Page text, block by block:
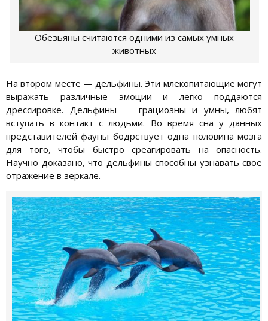
Обезьяны считаются одними из самых умных
животных
На втором месте — дельфины. Эти млекопитающие могут
выражать различные эмоции и легко поддаются
дрессировке. Дельфины — грациозны и умны, любят
вступать в контакт с людьми. Во время сна у данных
представителей фауны бодрствует одна половина мозга
для того, чтобы быстро среагировать на опасность.
Научно доказано, что дельфины способны узнавать своё
отражение в зеркале.